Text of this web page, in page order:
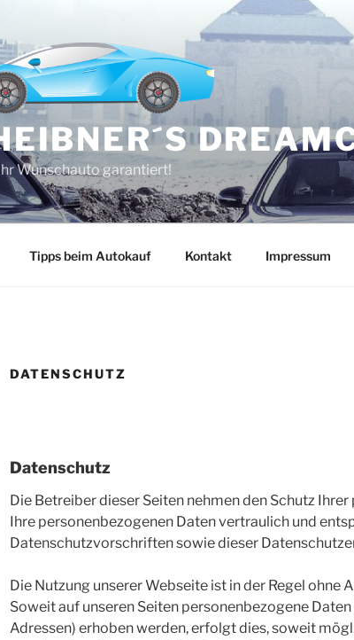
Wunschauto garantiert!
Tipps beim Autokauf Kontakt Impressum
DATENSCHUTZ
Datenschutz
Die Betreiber dieser Seiten nehmen den Schutz
Ihre personenbezogenen Daten vertraulich und
Datenschutzvorschriften sowie dieser
Die Nutzung unserer Webseite ist in der Regel
Soweit auf unseren Seiten personenbezogene
Adressen) erhoben werden, erfolgt dies, soweit